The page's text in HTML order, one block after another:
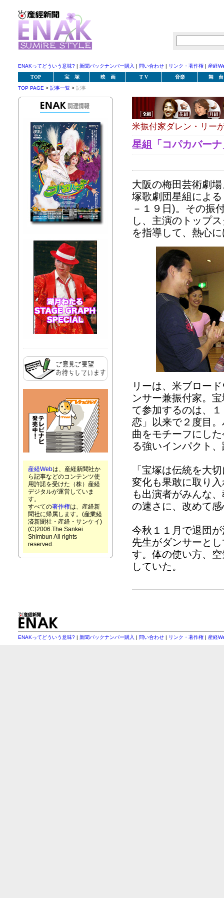
ENAKってどういう意味? | 新聞バックナンバー購入 | 問い合わせ | リンク・著作権 | 産経
TOP
宝 塚 映 画 T V 音楽
舞 台
TOP PAGE > 記事一覧 > 記事
米振付家ダレン・リー
星組「コパカバー
大阪の梅田芸術劇
塚歌劇団星組によ
－１９日)。その振
し、主演のトップ
を指導して、熱心
リーは、米ブロー
ンサー兼振付家。
て参加するのは、
恋」以来で２度目
曲をモチーフにし
る強いインパクト
「宝塚は伝統を大
変化も果敢に取り
も出演者がみんな
の速さに、改めて
今秋１１月で退団
先生がダンサーと
す。体の使い方、
していた。
産経Webは、産経新聞社か
ら記事などのコンテンツ使
用許諾を受けた（株）産経
デジタルが運営していま
す。
すべての著作権は、産経新
聞社に帰属します。(産業経
済新聞社・産経・サンケイ)
(C)2006.The Sankei
Shimbun All rights
reserved.
ENAKってどういう意味? | 新聞バックナンバー購入 | 問い合わせ | リンク・著作権 | 産経